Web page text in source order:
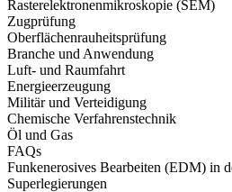
Rasterelektronenmikroskopie (SEM)
Zugprüfung
Oberflächenrauheitsprüfung
Branche und Anwendung
Luft- und Raumfahrt
Energieerzeugung
Militär und Verteidigung
Chemische Verfahrenstechnik
Öl und Gas
FAQs
Funkenerosives Bearbeiten (EDM) in
Superlegierungen